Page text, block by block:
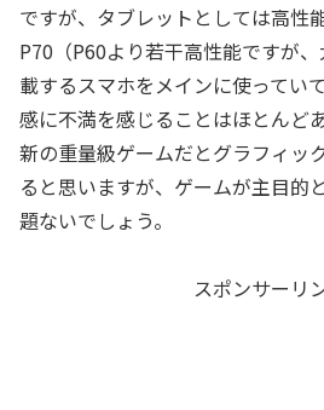
ですが、タブレットとしては高性
P70（P60より若干高性能ですが
載するスマホをメインに使ってい
感に不満を感じることはほとんど
新の重量級ゲームだとグラフィッ
ると思いますが、ゲームが主目的
題ないでしょう。
スポンサーリ